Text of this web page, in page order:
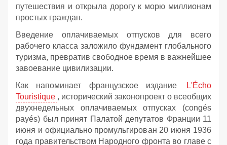
путешествия и открыла дорогу к морю миллионам
простых граждан.
Введение оплачиваемых отпусков для всего
рабочего класса заложило фундамент глобального
туризма, превратив свободное время в важнейшее
завоевание цивилизации.
Как напоминает французское издание
L'Écho
Touristique , исторический законопроект о всеобщих
двухнедельных оплачиваемых отпусках (congés
payés) был принят Палатой депутатов Франции 11
июня и официально промульгирован 20 июня 1936
года правительством Народного фронта во главе с